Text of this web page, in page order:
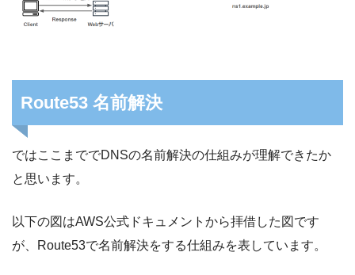
Route53 名前解決
ではここまででDNSの名前解決の仕組みが理解できたか
と思います。
以下の図はAWS公式ドキュメントから拝借した図です
が、Route53で名前解決をする仕組みを表しています。